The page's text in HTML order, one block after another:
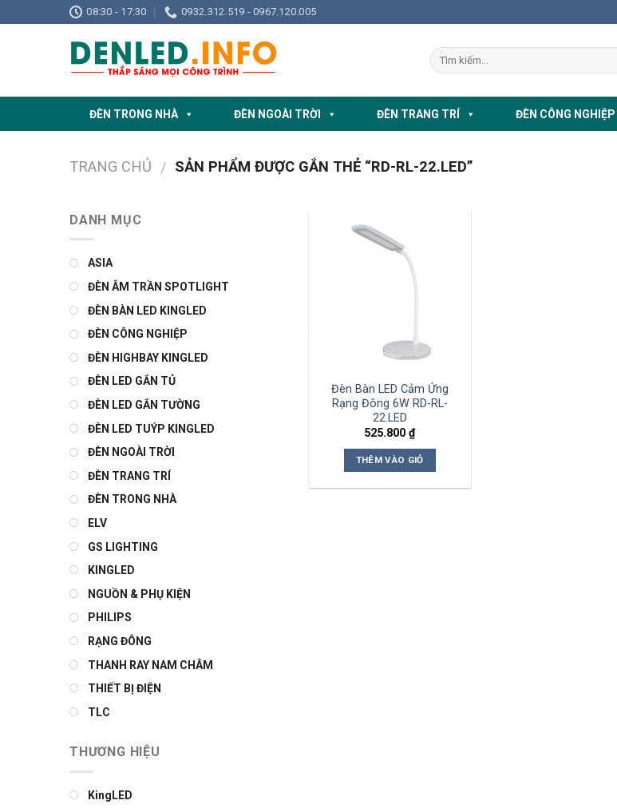
to
08:30 - 17:30 0932.312.519 - 0967.120.005
ĐÈN TRONG NHÀ ĐÈN NGOÀI TRỜI ĐÈN TRANG TRÍ ĐÈN CÔNG NGHIỆP
TRANG CHỦ / SẢN PHẨM ĐƯỢC GẮN THẺ “RD-RL-22.LED”
DANH MỤC
ASIA
ĐÈN ÂM TRẦN SPOTLIGHT
ĐÈN BÀN LED KINGLED
ĐÈN CÔNG NGHIỆP
ĐÈN HIGHBAY KINGLED
ĐÈN LED GẮN TỦ
ĐÈN LED GẮN TƯỜNG
ĐÈN LED TUÝP KINGLED
ĐÈN NGOÀI TRỜI
ĐÈN TRANG TRÍ
ĐÈN TRONG NHÀ
ELV
GS LIGHTING
KINGLED
NGUỒN & PHỤ KIỆN
PHILIPS
RẠNG ĐÔNG
THANH RAY NAM CHÂM
THIẾT BỊ ĐIỆN
TLC
THƯƠNG HIỆU
KingLED
Đèn Bàn LED Cảm Ứng
Rạng Đông 6W RD-RL-
22.LED
525.800₫
THÊM VÀO GIỎ